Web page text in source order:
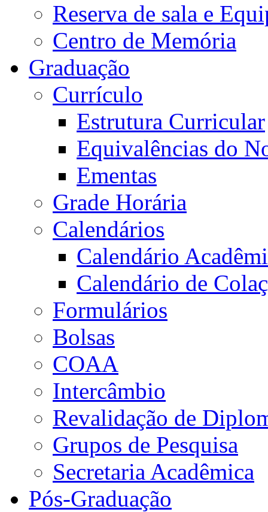
Reserva de sala e
Centro de Memória
Graduação
Currículo
Estrutura Curricular
Equivalências do
Ementas
Grade Horária
Calendários
Calendário
Calendário de
Formulários
Bolsas
COAA
Intercâmbio
Revalidação de
Grupos de Pesquisa
Secretaria Acadêmica
Pós-Graduação